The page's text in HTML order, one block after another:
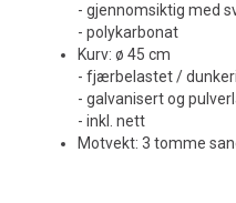
- gjennomsiktig med
- polykarbonat
Kurv: ø 45 cm
- fjærbelastet /
- galvanisert og
- inkl. nett
Motvekt: 3 tomme